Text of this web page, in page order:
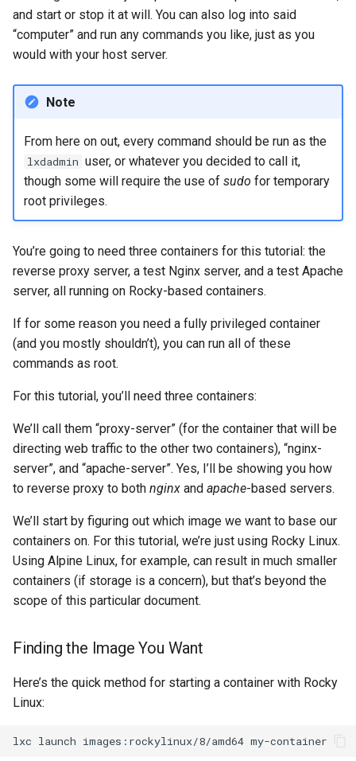
and start or stop it at will. You can also log into said
“computer” and run any commands you like, just as you
would with your host server.
Note
From here on out, every command should be run as the
lxdadmin user, or whatever you decided to call it,
though some will require the use of sudo for temporary
root privileges.
You’re going to need three containers for this tutorial: the
reverse proxy server, a test Nginx server, and a test Apache
server, all running on Rocky-based containers.
If for some reason you need a fully privileged container
(and you mostly shouldn’t), you can run all of these
commands as root.
For this tutorial, you’ll need three containers:
We’ll call them “proxy-server” (for the container that will be
directing web traffic to the other two containers), “nginx-
server”, and “apache-server”. Yes, I’ll be showing you how
to reverse proxy to both nginx and apache-based servers.
We’ll start by figuring out which image we want to base our
containers on. For this tutorial, we’re just using Rocky Linux.
Using Alpine Linux, for example, can result in much smaller
containers (if storage is a concern), but that’s beyond the
scope of this particular document.
Finding the Image You Want
Here’s the quick method for starting a container with Rocky
Linux:
lxc launch images:rockylinux/8/amd64